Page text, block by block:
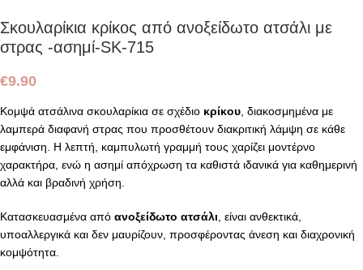
Σκουλαρίκια κρίκος από ανοξείδωτο ατσάλι με
στρας -ασημί-SK-715
€9.90
Κομψά ατσάλινα σκουλαρίκια σε σχέδιο κρίκου, διακοσμημένα με
λαμπερά διαφανή στρας που προσθέτουν διακριτική λάμψη σε κάθε
εμφάνιση. Η λεπτή, καμπυλωτή γραμμή τους χαρίζει μοντέρνο
χαρακτήρα, ενώ η ασημί απόχρωση τα καθιστά ιδανικά για καθημερινή
αλλά και βραδινή χρήση.
Κατασκευασμένα από ανοξείδωτο ατσάλι, είναι ανθεκτικά,
υποαλλεργικά και δεν μαυρίζουν, προσφέροντας άνεση και διαχρονική
κομψότητα.